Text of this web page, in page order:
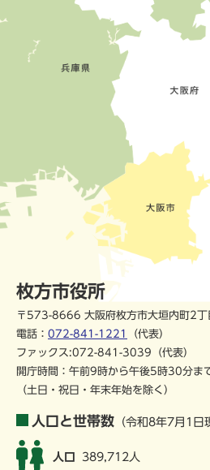
枚方市役所
〒573-8666 大阪府枚方市大垣内町2
電話： 072-841-1221
（代表）
ファックス:072-841-3039（代表）
開庁時間：午前9時から午後5時30分ま
（土日・祝日・年末年始を除く）
人口と世帯数 （令和8年7月1日
人口 389,712人